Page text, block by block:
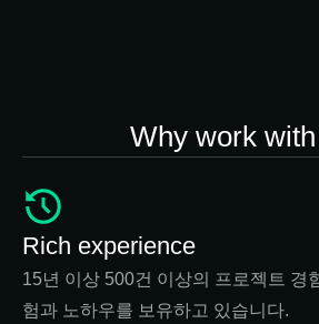
Why work
Rich experience
15년 이상 500건 이상의 프로젝트 경
험과 노하우를 보유하고 있습니다.